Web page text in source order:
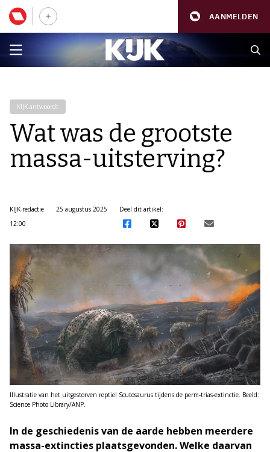
AANMELDEN
KIJK antwoordt
Wat was de grootste
massa-uitsterving?
KIJK-redactie
25 augustus 2025
12:00
Deel dit artikel:
Illustratie van het uitgestorven reptiel Scutosaurus tijdens de perm-trias-extinctie. Beeld:
Science Photo Library/ANP.
In de geschiedenis van de aarde hebben meerdere
massa-extincties plaatsgevonden. Welke daarvan